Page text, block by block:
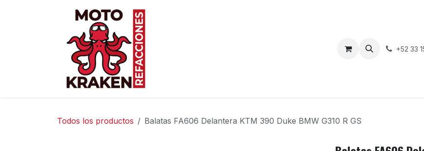
Contáctenos+52 33
Todos los productos Balatas FA606 Delantera KTM 390 Duke BMW G310 R GS